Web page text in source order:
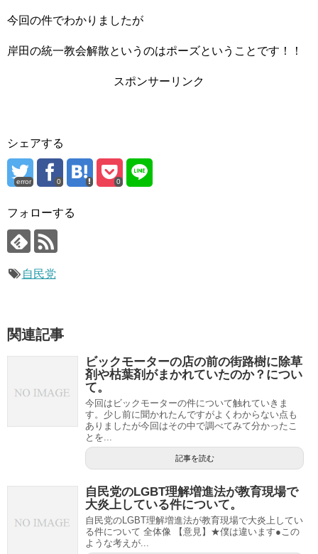
今回の件でわかりましたが
岸田の統一教会解散というのはポーズということです！！
スポンサーリンク
シェアする
error 0 0
フォローする
自民党
関連記事
ビックモーターの店の前の街路樹に除草
剤や枯葉剤がまかれていたのか？につい
て。
今回はビックモーターの件について触れていきま
す。少し前に聞かれたんですがよくわからない点も
ありましたが今回はその中で調べてみて分かったこ
とを...
記事を読む
自民党のLGBT理解増進法が教育現場で
大炎上している件について。
自民党のLGBT理解増進法が教育現場で大炎上してい
る件について 全体像 【意見】★僕は違います●この
ような考えが...